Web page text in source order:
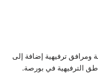
ومرافق ترفيهية إضافة إلى
الترفيهية في بورصة.